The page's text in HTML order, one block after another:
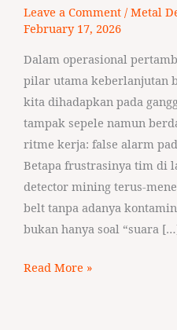
Leave a Comment / Metal
February 17, 2026
Dalam operasional
pilar utama keberlanjutan
kita dihadapkan pada
tampak sepele namun
ritme kerja: false alarm
Betapa frustrasinya tim di
detector mining terus-
belt tanpa adanya
bukan hanya soal “suara
Solusi
Teknisnya
Read More »